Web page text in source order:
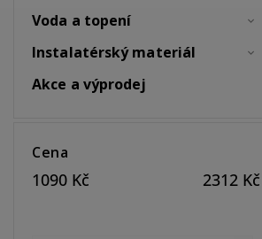
Voda a topení
Instalatérský materiál
Akce a výprodej
Cena
1090 Kč 2312 Kč